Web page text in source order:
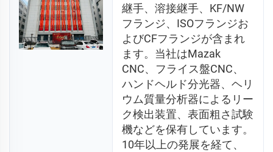
継手、溶接継手、KF/NW
フランジ、ISOフランジお
よびCFフランジが含まれ
ます。当社はMazak
CNC、フライス盤CNC、
ハンドヘルド分光器、ヘリ
ウム質量分析器によるリー
ク検出装置、表面粗さ試験
機などを保有しています。
10年以上の発展を経て、